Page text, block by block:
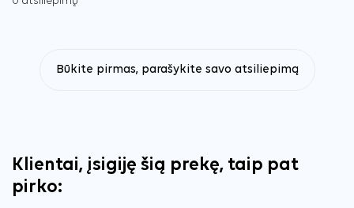
Būkite pirmas, parašykite savo atsiliepimą
Klientai, įsigiję šią prekę, taip pat
pirko: